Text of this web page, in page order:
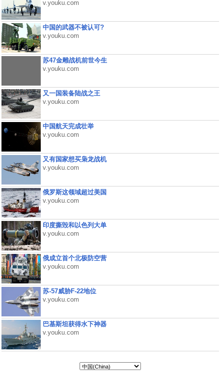
v.youku.com
中国的武器不被认可?
v.youku.com
苏47金雕战机前世今生
v.youku.com
又一国装备陆战之王
v.youku.com
中国航天完成壮举
v.youku.com
又有国家想买枭龙战机
v.youku.com
俄罗斯这领域超过美国
v.youku.com
印度撕毁和以色列大单
v.youku.com
俄成立首个北极防空营
v.youku.com
苏-57威胁F-22地位
v.youku.com
巴基斯坦获得水下神器
v.youku.com